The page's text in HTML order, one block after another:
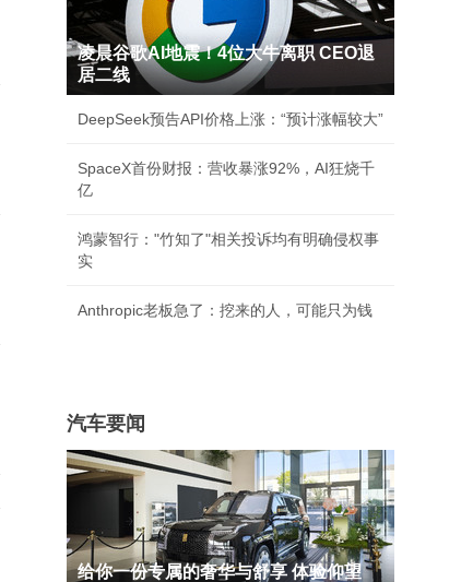
凌晨谷歌AI地震！4位大牛离职 CEO退
居二线
DeepSeek预告API价格上涨：“预计涨幅较大”
SpaceX首份财报：营收暴涨92%，AI狂烧千
亿
鸿蒙智行："竹知了"相关投诉均有明确侵权事
实
Anthropic老板急了：挖来的人，可能只为钱
汽车要闻
给你一份专属的奢华与舒享 体验仰望